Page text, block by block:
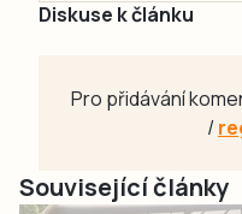
Diskuse k článku
Pro přidávání
/
Související články